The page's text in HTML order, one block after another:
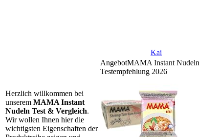
Kai
Herzlich willkommen bei
unserem MAMA Instant
Nudeln Test & Vergleich.
Wir wollen Ihnen hier die
wichtigsten Eigenschaften der
AngebotMAMA Instant Nudeln
Testempfehlung 2026